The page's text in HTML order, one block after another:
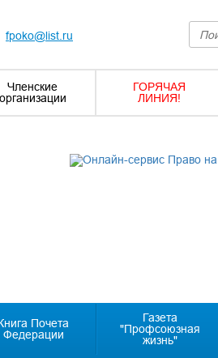
fpoko@list.ru
Членские
организации
ГОРЯЧАЯ
ЛИНИЯ!
Почета
Федерации
Газета
"Профсоюзная
жизнь"